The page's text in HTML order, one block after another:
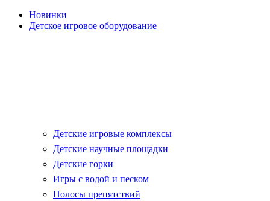
Новинки
Детское игровое оборудование
Детские игровые комплексы
Детские научные площадки
Детские горки
Игры с водой и песком
Полосы препятствий